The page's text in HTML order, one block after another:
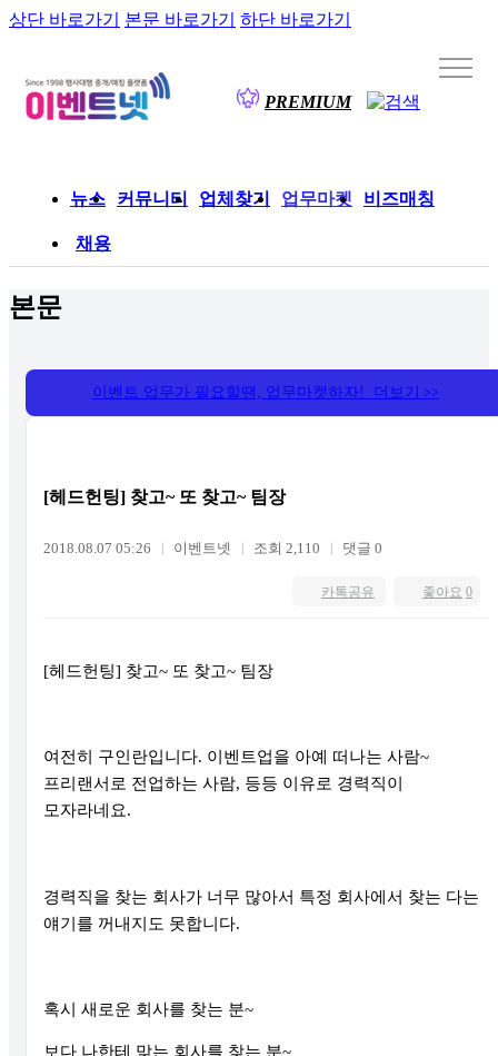
상단 바로가기 본문 바로가기 하단 바로가기
PREMIUM
뉴스 커뮤니티 업체찾기 업무마켓 비즈매칭
채용
본문
이벤트 업무가 필요할땐, 업무마켓하자! 더보기 >>
[헤드헌팅] 찾고~ 또 찾고~ 팀장
2018.08.07 05:26 이벤트넷 조회 2,110 댓글 0
좋아요 0
카톡공유
[헤드헌팅] 찾고~ 또 찾고~ 팀장
여전히 구인란입니다. 이벤트업을 아예 떠나는 사람~
프리랜서로 전업하는 사람, 등등 이유로 경력직이
모자라네요.
경력직을 찾는 회사가 너무 많아서 특정 회사에서 찾는 다는
얘기를 꺼내지도 못합니다.
혹시 새로운 회사를 찾는 분~
보다 나한테 맞는 회사를 찾는 분~